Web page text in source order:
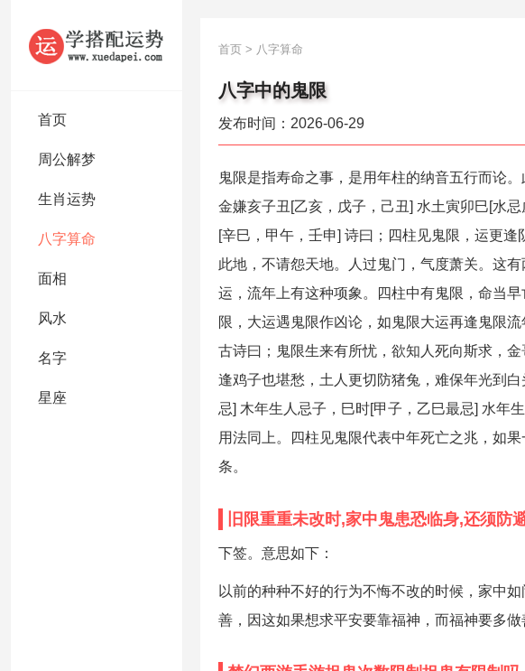
首页
周公解梦
生肖运势
八字算命
面相
风水
名字
星座
首页 > 八字算命
八字中的鬼限
发布时间：2026-06-29
鬼限是指寿命之事，是用年柱的纳音五行而论
金嫌亥子丑[乙亥，戊子，己丑] 水土寅卯巳[水
[辛巳，甲午，壬申] 诗曰；四柱见鬼限，运更
此地，不请怨天地。人过鬼门，气度萧关。这
运，流年上有这种项象。四柱中有鬼限，命当
限，大运遇鬼限作凶论，如鬼限大运再逢鬼限
古诗曰；鬼限生来有所忧，欲知人死向斯求，
逢鸡子也堪愁，土人更切防猪兔，难保年光到
忌] 木年生人忌子，巳时[甲子，乙巳最忌] 水年
用法同上。四柱见鬼限代表中年死亡之兆，如
条。
旧限重重未改时,家中鬼患恐临身,还须
下签。意思如下：
以前的种种不好的行为不悔不改的时候，家中
善，因这如果想求平安要靠福神，而福神要多做